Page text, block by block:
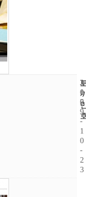
3
1
5
2
0
0
9
-
1
0
-
2
3